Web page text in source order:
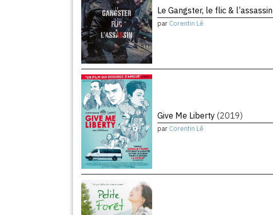
Le Gangster, le flic & l’assassin
par Corentin Lê
Give Me Liberty (2019)
par Corentin Lê